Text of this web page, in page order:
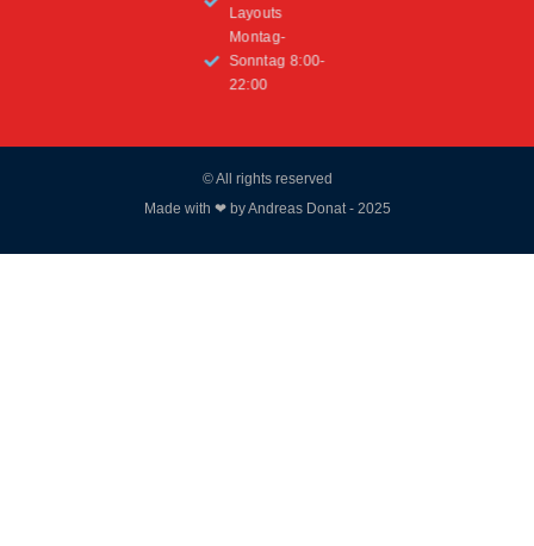
Layouts
Montag-
Sonntag 8:00-
22:00
© All rights reserved
Made with ❤ by Andreas Donat - 2025